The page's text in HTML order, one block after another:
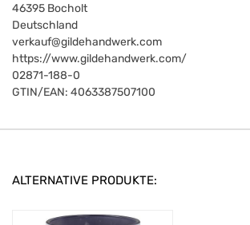
46395 Bocholt
Deutschland
verkauf@gildehandwerk.com
https://www.gildehandwerk.com/
02871-188-0
GTIN/EAN: 4063387507100
ALTERNATIVE PRODUKTE: